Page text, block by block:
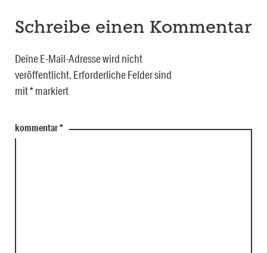
Schreibe einen Kommentar
Deine E-Mail-Adresse wird nicht
veröffentlicht. Erforderliche Felder sind
mit*markiert
kommentar*